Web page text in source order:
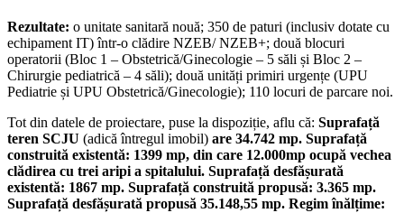
Rezultate: o unitate sanitară nouă; 350 de paturi (inclusiv dotate cu
echipament IT) într-o clădire NZEB/ NZEB+; două blocuri
operatorii (Bloc 1 – Obstetrică/Ginecologie – 5 săli și Bloc 2 –
Chirurgie pediatrică – 4 săli); două unități primiri urgențe (UPU
Pediatrie și UPU Obstetrică/Ginecologie); 110 locuri de parcare noi.
Tot din datele de proiectare, puse la dispoziție, aflu că: Suprafață
teren SCJU (adică întregul imobil) are 34.742 mp. Suprafață
construită existentă: 1399 mp, din care 12.000mp ocupă vechea
clădirea cu trei aripi a spitalului. Suprafață desfășurată
existentă: 1867 mp. Suprafață construită propusă: 3.365 mp.
Suprafață desfășurată propusă 35.148,55 mp. Regim înălțime: